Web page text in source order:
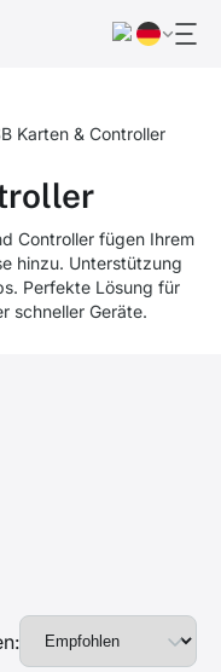
Karten & Controller
Controller fügen Ihrem
hinzu. Unterstützung
Perfekte Lösung für
schneller Geräte.